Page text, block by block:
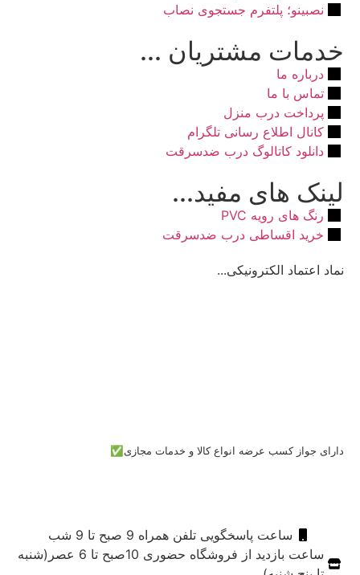
نصبینو؛ پلتفرم جستجوی نصاب
خدمات مشتریان ...
درباره ما
تماس با ما
پرداخت درب منزل
کانال اطلاع رسانی تلگرام
دانلود کاتالوگ درب ضدسرقت
لینک های مفید...
رنگ های رویه PVC
خرید اقساطی درب ضدسرقت
نماد اعتماد الکترونیکی...
دارای جواز کسب عرضه انواع کالا و خدمات مجازی✅
ساعت پاسخگویی تلفن همراه 9 صبح تا 9 شب
ساعت بازدید از فروشگاه حضوری 10صبح تا 6 عصر(شنبه